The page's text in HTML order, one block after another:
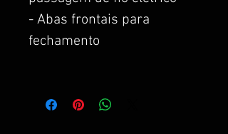
- Abas frontais para
fechamento